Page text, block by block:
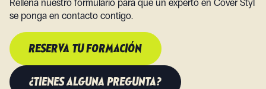
Rellena nuestro formulario para que un experto en Cover Styl
se ponga en contacto contigo.
RESERVA TU FORMACIÓN
¿TIENES ALGUNA PREGUNTA?